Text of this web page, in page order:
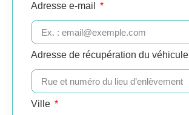
Adresse e-mail
Adresse de récupération du véhicule
Ville